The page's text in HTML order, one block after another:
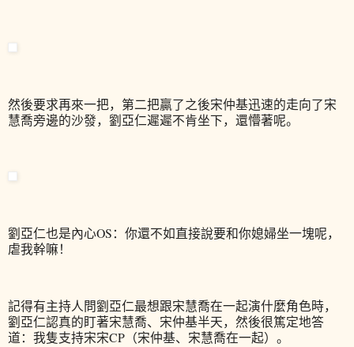
然後要求再來一把，第二把贏了之後宋仲基迅速的走向了宋
慧喬旁邊的沙發，劉亞仁遲遲不肯坐下，還懵著呢。
劉亞仁也是內心OS：你還不如直接說要和你媳婦坐一塊呢，
虐我幹嘛！
記得有主持人問劉亞仁最想跟宋慧喬在一起演什麼角色時，
劉亞仁認真的盯著宋慧喬、宋仲基半天，然後很篤定地答
道：我隻支持宋宋CP（宋仲基、宋慧喬在一起）。